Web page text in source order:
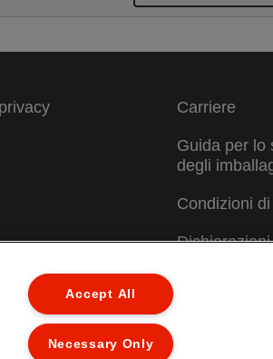
Carriere
Guida per lo
degli
Condizioni
Accept All
Necessary Only